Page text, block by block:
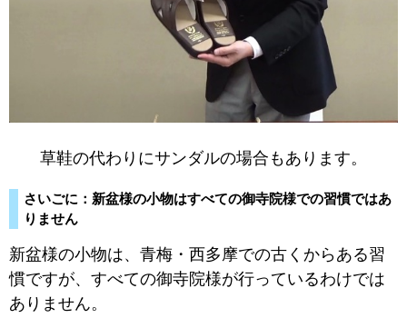
草鞋の代わりにサンダルの場合もあります。
さいごに：新盆様の小物はすべての御寺院様での習慣ではあ
りません
新盆様の小物は、青梅・西多摩での古くからある習
慣ですが、すべての御寺院様が行っているわけでは
ありません。